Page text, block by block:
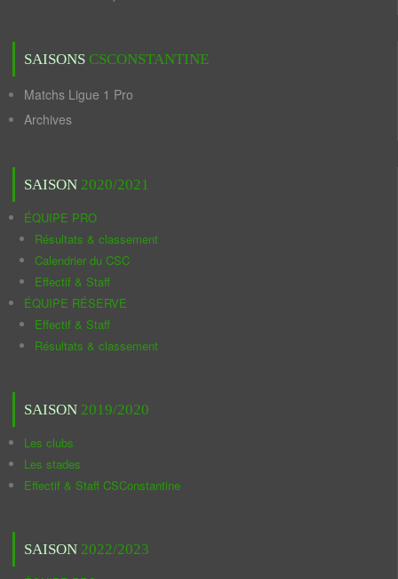
SAISONS CSCONSTANTINE
Matchs Ligue 1 Pro
Archives
SAISON 2020/2021
ÉQUIPE PRO
Résultats & classement
Calendrier du CSC
Effectif & Staff
ÉQUIPE RÉSERVE
Effectif & Staff
Résultats & classement
SAISON 2019/2020
Les clubs
Les stades
Effectif & Staff CSConstantine
SAISON 2022/2023